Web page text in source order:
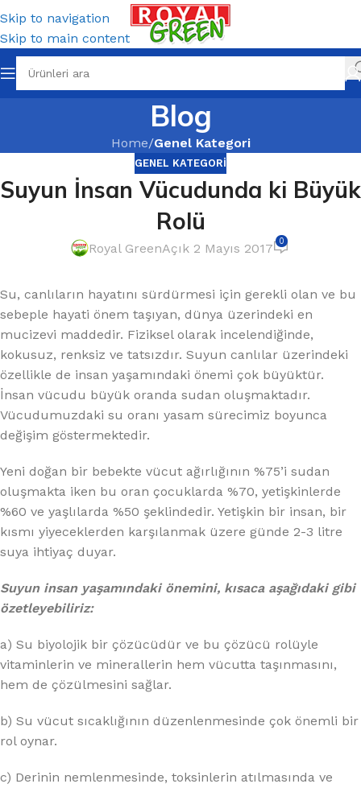
Skip to navigation
Skip to main content
Blog
Home/Genel Kategori
GENEL KATEGORI
Suyun İnsan Vücudunda ki Büyük
Rolü
Royal GreenAçık 2 Mayıs 2017 0
Su, canlıların hayatını sürdürmesi için gerekli olan ve bu
sebeple hayati önem taşıyan, dünya üzerindeki en
mucizevi maddedir. Fiziksel olarak incelendiğinde,
kokusuz, renksiz ve tatsızdır. Suyun canlılar üzerindeki
özellikle de insan yaşamındaki önemi çok büyüktür.
İnsan vücudu büyük oranda sudan oluşmaktadır.
Vücudumuzdaki su oranı yasam sürecimiz boyunca
değişim göstermektedir.
Yeni doğan bir bebekte vücut ağırlığının %75’i sudan
oluşmakta iken bu oran çocuklarda %70, yetişkinlerde
%60 ve yaşlılarda %50 şeklindedir. Yetişkin bir insan, bir
kısmı yiyeceklerden karşılanmak üzere günde 2-3 litre
suya ihtiyaç duyar.
Suyun insan yaşamındaki önemini, kısaca aşağıdaki gibi
özetleyebiliriz:
a) Su biyolojik bir çözücüdür ve bu çözücü rolüyle
vitaminlerin ve minerallerin hem vücutta taşınmasını,
hem de çözülmesini sağlar.
b) Su vücut sıcaklığının düzenlenmesinde çok önemli bir
rol oynar.
c) Derinin nemlenmesinde, toksinlerin atılmasında ve